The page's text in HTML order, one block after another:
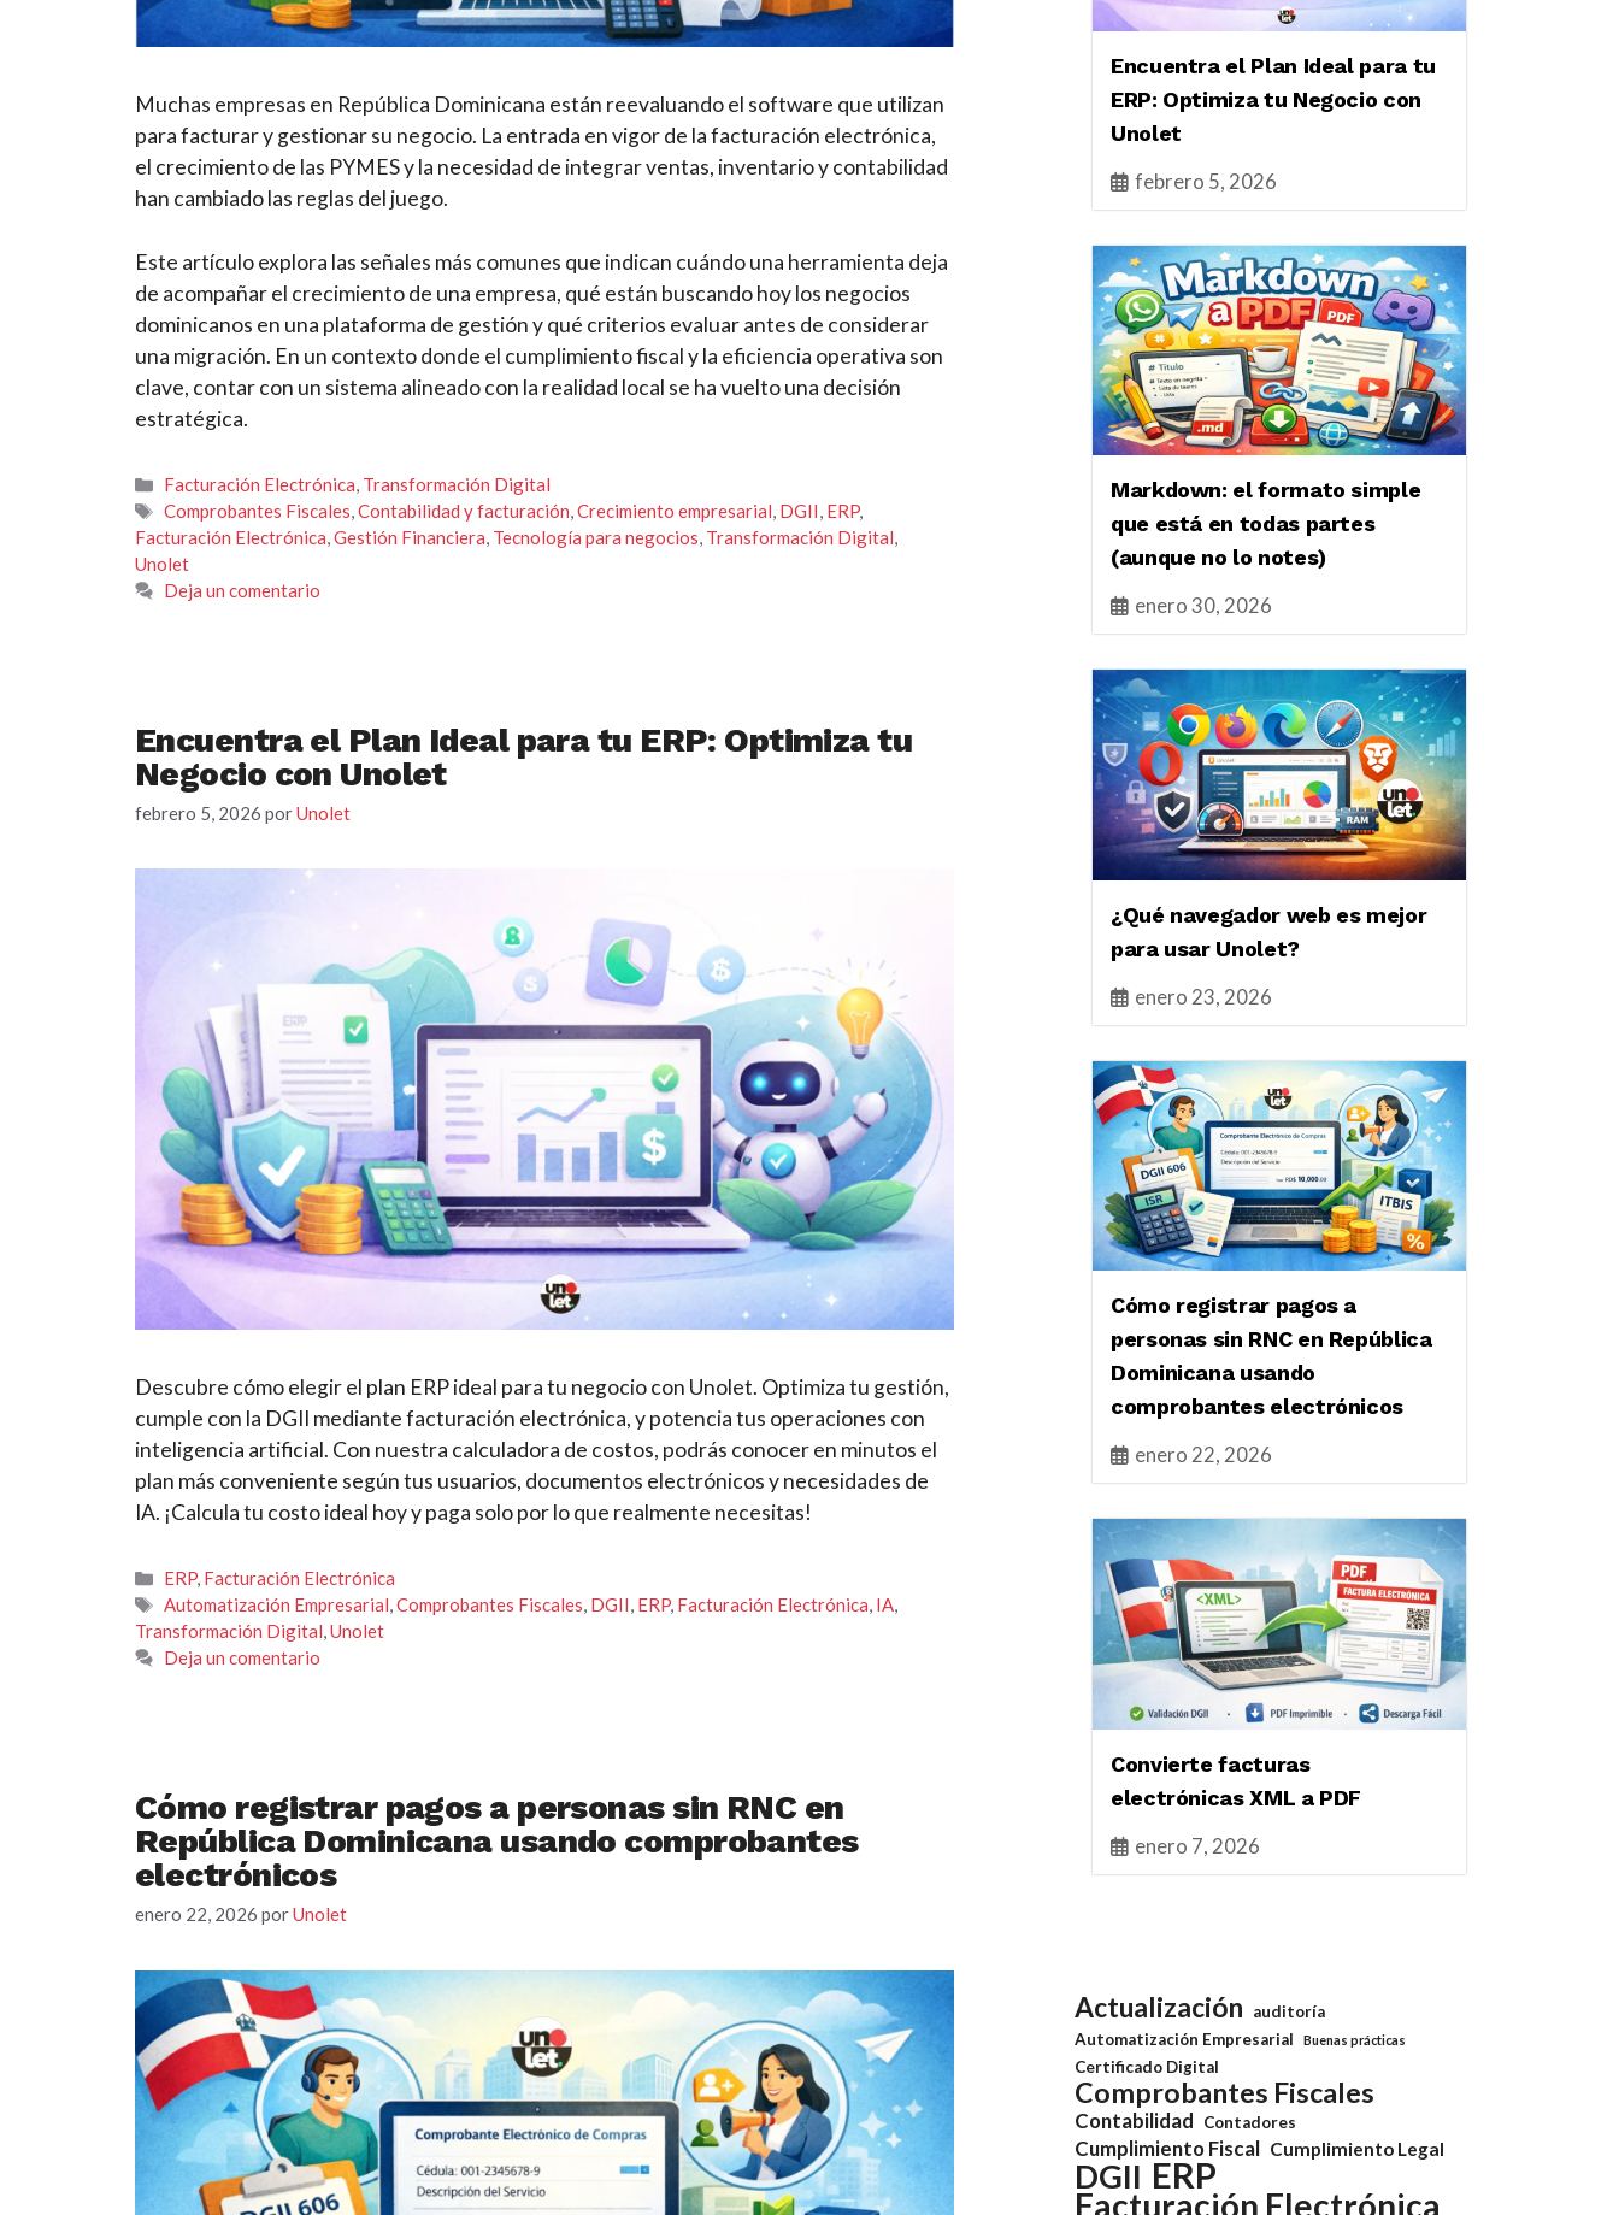
Muchas empresas en República Dominicana están reevaluando el software que utilizan
para facturar y gestionar su negocio. La entrada en vigor de la facturación electrónica,
el crecimiento de las PYMES y la necesidad de integrar ventas, inventario y contabilidad
han cambiado las reglas del juego.
Este artículo explora las señales más comunes que indican cuándo una herramienta deja
de acompañar el crecimiento de una empresa, qué están buscando hoy los negocios
dominicanos en una plataforma de gestión y qué criterios evaluar antes de considerar
una migración. En un contexto donde el cumplimiento fiscal y la eficiencia operativa son
clave, contar con un sistema alineado con la realidad local se ha vuelto una decisión
estratégica.
Categorías
Facturación Electrónica, Transformación Digital
Etiquetas
Comprobantes Fiscales,Contabilidad y facturación,Crecimiento empresarial, DGII, ERP,
Facturación Electrónica,Gestión Financiera, Tecnología para negocios, Transformación Digital,
Unolet
Deja un comentario
Encuentra el Plan Ideal para tu ERP: Optimiza tu
Negocio con Unolet
febrero 5, 2026 porUnolet
Descubre cómo elegir el plan ERP ideal para tu negocio con Unolet. Optimiza tu gestión,
cumple con la DGII mediante facturación electrónica, y potencia tus operaciones con
inteligencia artificial. Con nuestra calculadora de costos, podrás conocer en minutos el
plan más conveniente según tus usuarios, documentos electrónicos y necesidades de
IA. ¡Calcula tu costo ideal hoy y paga solo por lo que realmente necesitas!
Categorías
ERP, Facturación Electrónica
Etiquetas
Automatización Empresarial,Comprobantes Fiscales, DGII, ERP, Facturación Electrónica, IA,
Transformación Digital,Unolet
Deja un comentario
Cómo registrar pagos a personas sin RNC en
República Dominicana usando comprobantes
electrónicos
enero 22, 2026 porUnolet
Encuentra el Plan Ideal para tu
ERP: Optimiza tu Negocio con
Unolet
febrero 5, 2026
Markdown: el formato simple
que está en todas partes
(aunque no lo notes)
enero 30, 2026
¿Qué navegador web es mejor
para usar Unolet?
enero 23, 2026
Cómo registrar pagos a
personas sin RNC en República
Dominicana usando
comprobantes electrónicos
enero 22, 2026
Convierte facturas
electrónicas XML a PDF
enero 7, 2026
Actualización
auditoría
Automatización Empresarial
Buenas prácticas
Certificado Digital
Comprobantes Fiscales
Contabilidad Contadores
Cumplimiento Fiscal Cumplimiento Legal
DGII ERP
Facturación Electrónica